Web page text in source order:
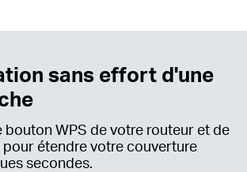
sans effort d'une
bouton WPS de votre routeur et de
étendre votre couverture
secondes.